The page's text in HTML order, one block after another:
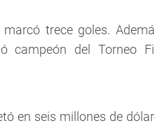
trece goles.
campeón del Torneo
en seis millones de